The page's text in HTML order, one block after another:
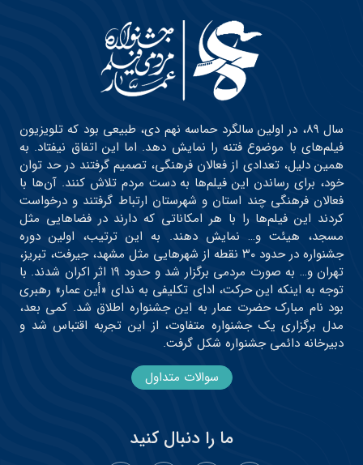
سال ۸۹، در اولین سالگرد حماسه نهم دی، طبیعی بود که تلویزیون
فیلم‌های با موضوع فتنه را نمایش دهد. اما این اتفاق نیفتاد. به
همین دلیل، تعدادی از فعالان فرهنگی، تصمیم گرفتند در حد توان
خود، برای رساندن این فیلم‌ها به دست مردم تلاش کنند. آن‌ها با
فعالان فرهنگی چند استان و شهرستان ارتباط گرفتند و درخواست
کردند این فیلم‌ها را با هر امکاناتی که دارند در فضاهایی مثل
مسجد، هیئت و… نمایش دهند. به این ترتیب، اولین دوره
جشنواره در حدود ۳۰ نقطه از شهرهایی مثل مشهد، جیرفت، تبریز،
تهران و… به صورت مردمی برگزار شد و حدود ۱۹ اثر اکران شدند. با
توجه به اینکه این حرکت، ادای تکلیفی به ندای «أین عمار» رهبری
بود نام مبارک حضرت عمار به این جشنواره اطلاق شد. کمی بعد،
مدل برگزاری یک جشنواره متفاوت، از این تجربه اقتباس شد و
دبیرخانه دائمی جشنواره شکل گرفت.
سوالات متداول
ما را دنبال کنید